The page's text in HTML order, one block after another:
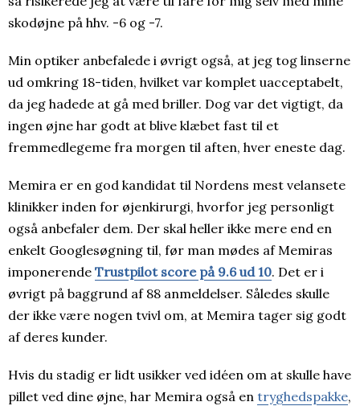
skodøjne på hhv. -6 og -7.
Min optiker anbefalede i øvrigt også, at jeg tog linserne
ud omkring 18-tiden, hvilket var komplet uacceptabelt,
da jeg hadede at gå med briller. Dog var det vigtigt, da
ingen øjne har godt at blive klæbet fast til et
fremmedlegeme fra morgen til aften, hver eneste dag.
Memira er en god kandidat til Nordens mest velansete
klinikker inden for øjenkirurgi, hvorfor jeg personligt
også anbefaler dem. Der skal heller ikke mere end en
enkelt Googlesøgning til, før man mødes af Memiras
imponerende Trustpilot score på 9.6 ud 10. Det er i
øvrigt på baggrund af 88 anmeldelser. Således skulle
der ikke være nogen tvivl om, at Memira tager sig godt
af deres kunder.
Hvis du stadig er lidt usikker ved idéen om at skulle have
pillet ved dine øjne, har Memira også en tryghedspakke,